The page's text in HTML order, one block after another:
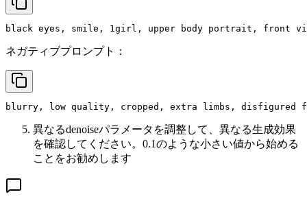
black eyes, smile, 1girl, upper body portrait, front
ネガティブプロンプト：
blurry, low quality, cropped, extra limbs, disfigured
異なるdenoiseパラメータを調整して、異なる生成効果
を確認してください。0.1のような小さい値から始める
ことをお勧めします